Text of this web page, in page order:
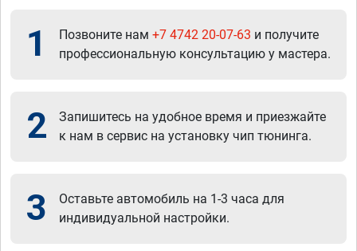
1 Позвоните нам +7 4742 20-07-63 и получите
профессиональную консультацию у мастера.
2
Запишитесь на удобное время и приезжайте
к нам в сервис на установку чип тюнинга.
3
Оставьте автомобиль на 1-3 часа для
индивидуальной настройки.